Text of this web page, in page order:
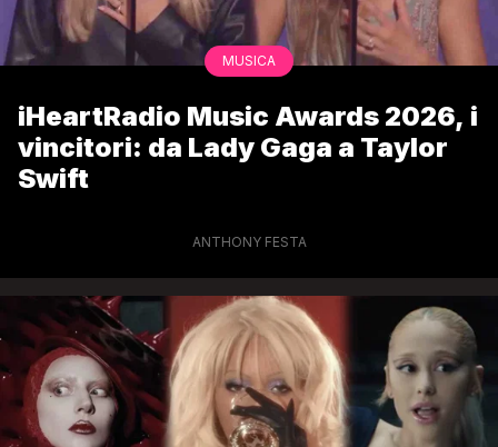
MUSICA
iHeartRadio Music Awards 2026, i
vincitori: da Lady Gaga a Taylor
Swift
ANTHONY FESTA